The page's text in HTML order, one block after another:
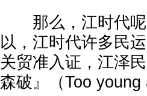
那么，江时代呢
以，江时代许多民
关贸准入证，江泽
森破』（Too